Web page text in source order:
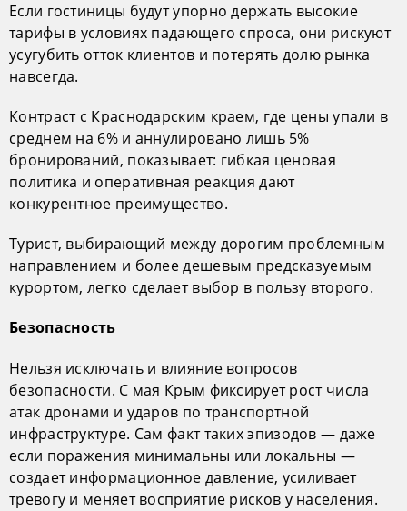
Если гостиницы будут упорно держать высокие
тарифы в условиях падающего спроса, они рискуют
усугубить отток клиентов и потерять долю рынка
навсегда.
Контраст с Краснодарским краем, где цены упали в
среднем на 6% и аннулировано лишь 5%
бронирований, показывает: гибкая ценовая
политика и оперативная реакция дают
конкурентное преимущество.
Турист, выбирающий между дорогим проблемным
направлением и более дешевым предсказуемым
курортом, легко сделает выбор в пользу второго.
Безопасность
Нельзя исключать и влияние вопросов
безопасности. С мая Крым фиксирует рост числа
атак дронами и ударов по транспортной
инфраструктуре. Сам факт таких эпизодов — даже
если поражения минимальны или локальны —
создает информационное давление, усиливает
тревогу и меняет восприятие рисков у населения.